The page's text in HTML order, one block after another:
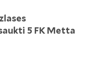
5 FK Metta